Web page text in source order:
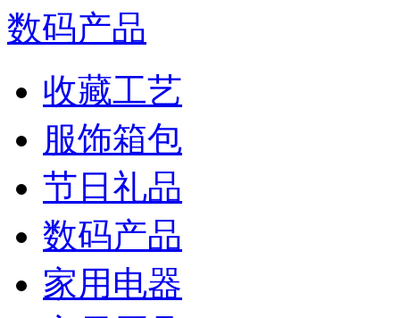
数码产品
收藏工艺
服饰箱包
节日礼品
数码产品
家用电器